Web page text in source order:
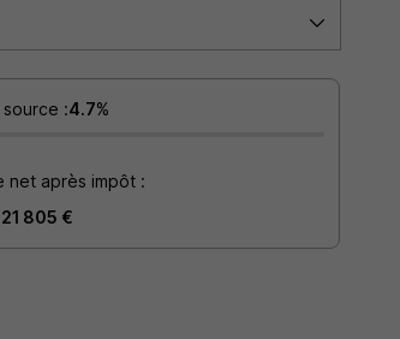
:4.7%
net après impôt :
21 805 €